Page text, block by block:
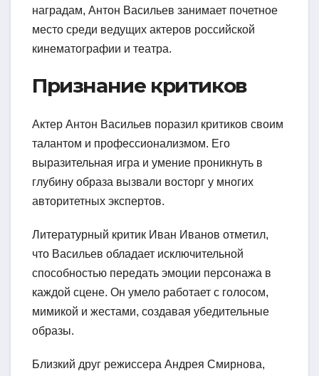
наградам, Антон Васильев занимает почетное
место среди ведущих актеров российской
кинематографии и театра.
Признание критиков
Актер Антон Васильев поразил критиков своим
талантом и профессионализмом. Его
выразительная игра и умение проникнуть в
глубину образа вызвали восторг у многих
авторитетных экспертов.
Литературный критик Иван Иванов отметил,
что Васильев обладает исключительной
способностью передать эмоции персонажа в
каждой сцене. Он умело работает с голосом,
мимикой и жестами, создавая убедительные
образы.
Близкий друг режиссера Андрея Смирнова,